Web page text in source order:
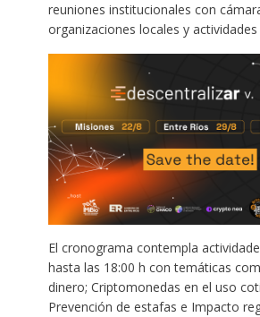
reuniones institucionales con
organizaciones locales y
El cronograma contempla
hasta las 18:00 h con temáticas
dinero; Criptomonedas en el uso
Prevención de estafas e Impacto